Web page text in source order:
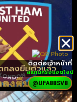
กลงยืมตัวแล้ว
ติดต่อเจ้าหน้าที่
สแกนหรือแอดไลน์
@UFA88SV8